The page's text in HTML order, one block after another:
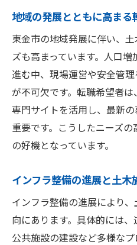
地域の発展とともに高まる
東金市の地域発展に伴い、
ズも高まっています。人口
進む中、現場運営や安全管
が不可欠です。転職希望者
専門サイトを活用し、最新
重要です。こうしたニーズ
の好機となっています。
インフラ整備の進展と土木
インフラ整備の進展により
向にあります。具体的には、
公共施設の建設など多様な